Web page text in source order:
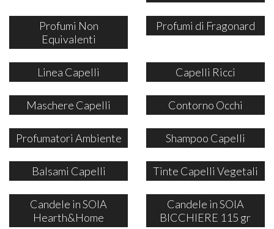
Profumi Non
Equivalenti
Profumi di Fragonard
Linea Capelli Capelli Ricci
Maschere Capelli Contorno Occhi
Profumatori Ambiente Shampoo Capelli
Balsami Capelli Tinte Capelli Vegetali
Candele in SOIA
Hearth&Home
Candele in SOIA
BICCHIERE 115 gr